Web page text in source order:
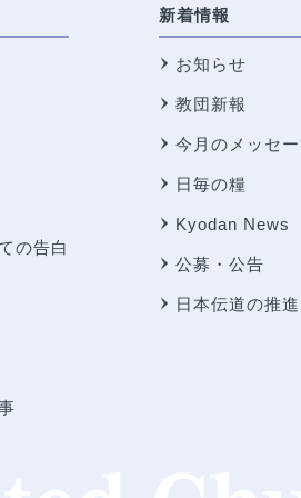
の告白
新着情報
お知らせ
教団新報
今月のメッセ
日毎の糧
Kyodan News
公募・公告
日本伝道の推